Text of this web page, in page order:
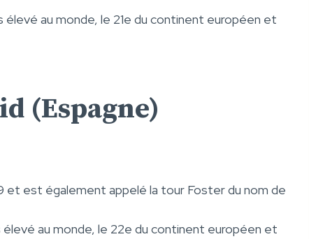
au monde, le 21e du continent européen et
(Espagne)
est également appelé la tour Foster du nom de
au monde, le 22e du continent européen et